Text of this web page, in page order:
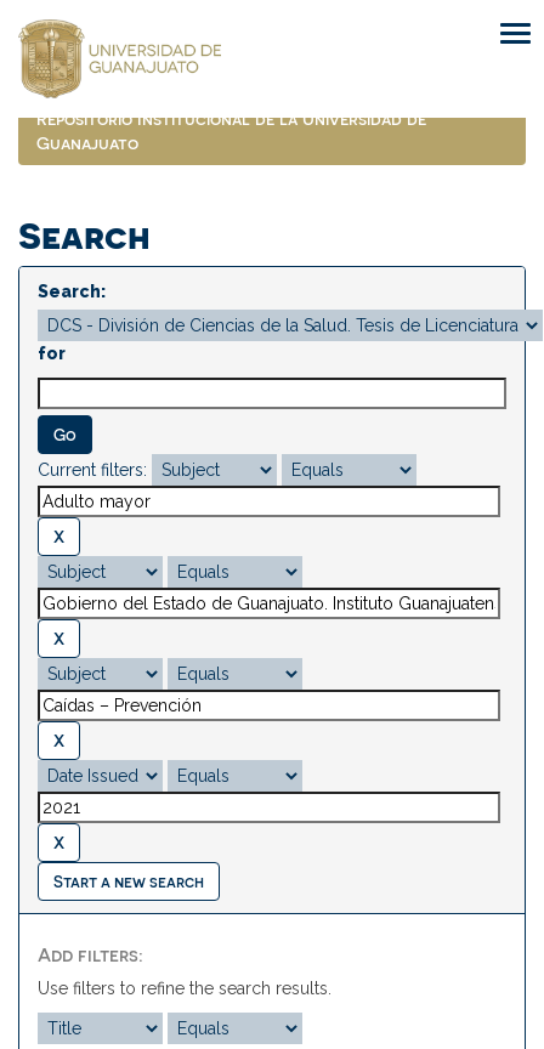
navigation
Repositorio Institucional de la Universidad de
Guanajuato
Search
Search:
for
Current filters:
Start a new search
Add filters:
Use filters to refine the search results.